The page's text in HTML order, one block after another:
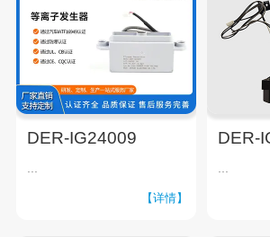
DER-IG24009
...
【详情】
DER-
...